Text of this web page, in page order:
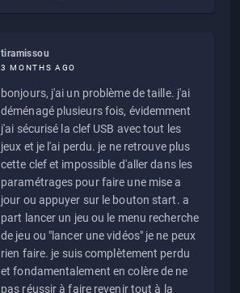
tiramissou
3 MONTHS AGO
bonjours, j'ai un problème de taille. j'ai
déménagé plusieurs fois, évidemment
j'ai sécurisé la clef USB avec tout les
jeux et je l'ai perdu. je ne retrouve plus
cette clef et impossible d'aller dans les
paramétrages pour faire une mise a
jour ou appuyer sur le bouton start. a
part lancer un jeu ou le menu recherche
de jeu ou "lancer une vidéos" je ne peux
rien faire. je suis complètement perdu
et fondamentalement en colère de ne
pas réussir à faire revenir tout à la